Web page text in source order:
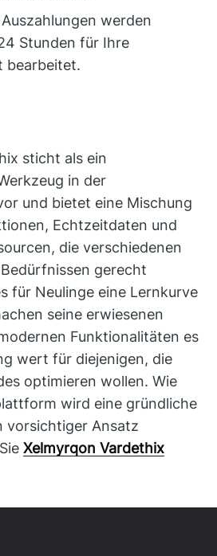
werden
Stunden für Ihre
bearbeitet.
sticht als ein
in der
und bietet eine Mischung
Echtzeitdaten und
die verschiedenen
gerecht
für Neulinge eine Lernkurve
seine erwiesenen
Funktionalitäten es
wert für diejenigen, die
optimieren wollen. Wie
wird eine gründliche
vorsichtiger Ansatz
Xelmyrqon Vardethix